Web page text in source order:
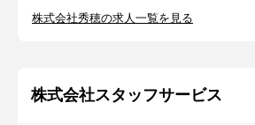
株式会社秀穂の求人一覧を見る
株式会社スタッフサービス